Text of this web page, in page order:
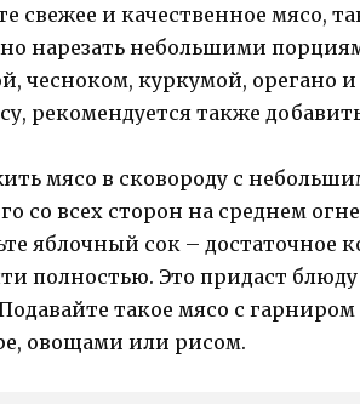
свежее и качественное мясо,
нарезать небольшими
чесноком, куркумой, орегано и
рекомендуется также
мясо в сковороду с
со всех сторон на среднем
яблочный сок – достаточное
полностью. Это придаст
такое мясо с
овощами или рисом.